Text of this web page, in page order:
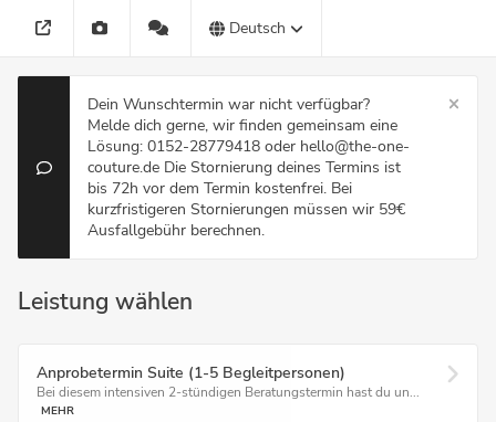
Deutsch
Dein Wunschtermin war nicht verfügbar?
Melde dich gerne, wir finden gemeinsam eine
Lösung: 0152-28779418 oder hello@the-one-
couture.de Die Stornierung deines Termins ist
bis 72h vor dem Termin kostenfrei. Bei
kurzfristigeren Stornierungen müssen wir 59€
Ausfallgebühr berechnen.
Leistung wählen
Anprobetermin Suite (1-5 Begleitpersonen)
Bei diesem intensiven 2-stündigen Beratungstermin hast du un...
MEHR